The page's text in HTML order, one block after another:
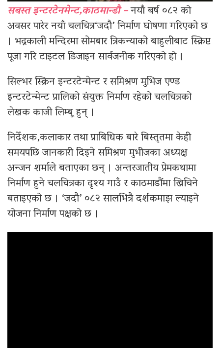
सबस्त इन्टरटेनमेन्ट,काठमान्डौ –नयाँ बर्ष ०८२ को
अवसर पारेर नयाँ चलचित्र‘जदौ’ निर्माण घोषणा गरिएको छ
। भद्रकाली मन्दिरमा सोमबार त्रिकन्याको बाहुलीबाट स्क्रिप्ट
पूजा गरि टाइटल डिजाइन सार्वजनीक गरिएको हो ।
सिल्भर स्क्रिन इन्टरटेन्मेन्ट र समिश्रण मुभिज एण्ड
इन्टरटेन्मेन्ट प्रालिको संयुक्त निर्माण रहेको चलचित्रको
लेखक काजी लिम्बू हुन् ।
निर्देशक,कलाकार तथा प्राबिधिक बारे बिस्तृतमा केही
समयपछि जानकारी दिइने समिश्रण मुभीजका अध्यक्ष
अन्जन शर्माले बताएका छन् । अन्तरजातीय प्रेमकथामा
निर्माण हुने चलचित्रका दृश्य गाउँ र काठमाडौंमा खिचिने
बताइएको छ । ‘जदौ’ ०८२ सालभित्रै दर्शकमाझ ल्याइने
योजना निर्माण पक्षको छ ।